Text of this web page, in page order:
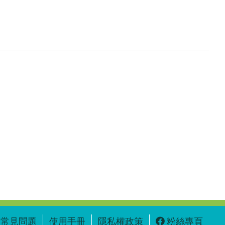
常見問題 使用手冊 隱私權政策 粉絲專頁